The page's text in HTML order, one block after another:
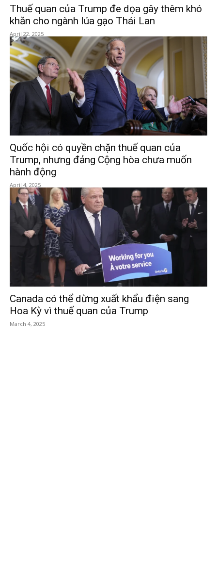
Thuế quan của Trump đe dọa gây thêm khó
khăn cho ngành lúa gạo Thái Lan
April 22, 2025
Quốc hội có quyền chặn thuế quan của
Trump, nhưng đảng Cộng hòa chưa muốn
hành động
April 4, 2025
Canada có thể dừng xuất khẩu điện sang
Hoa Kỳ vì thuế quan của Trump
March 4, 2025